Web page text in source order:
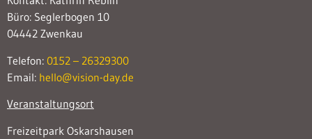
Büro: Seglerbogen 10
04442 Zwenkau
Telefon: 0152 – 26329300
Email: hello@vision-day.de
Veranstaltungsort
Freizeitpark Oskarshausen